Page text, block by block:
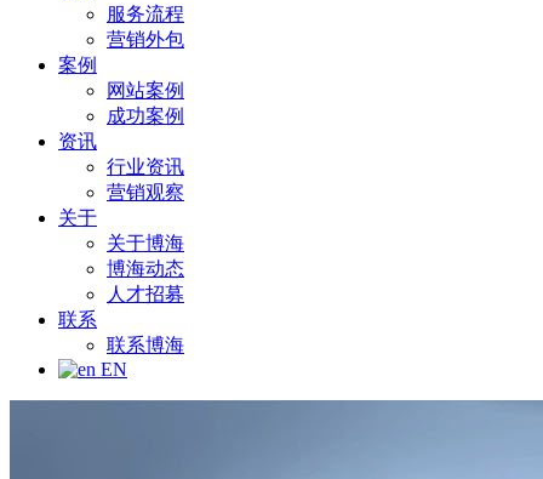
服务流程
营销外包
案例
网站案例
成功案例
资讯
行业资讯
营销观察
关于
关于博海
博海动态
人才招募
联系
联系博海
EN